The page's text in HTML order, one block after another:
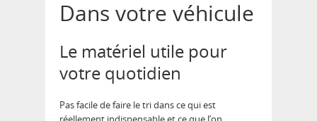
Dans votre véhicule
Le matériel utile pour
votre quotidien
Pas facile de faire le tri dans ce qui est